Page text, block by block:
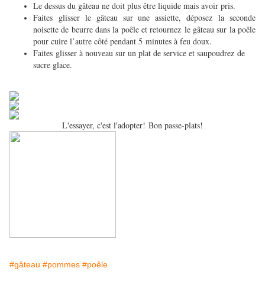
Le dessus du gâteau ne doit plus être liquide mais avoir pris.
Faites glisser le gâteau sur une assiette, déposez la seconde
noisette de beurre dans la poêle et retournez le gâteau sur la poêle
pour cuire l’autre côté pendant 5 minutes à feu doux.
Faites glisser à nouveau sur un plat de service et saupoudrez de
sucre glace.
L'essayer, c'est l'adopter! Bon passe-plats!
#gâteau #pommes #poêle